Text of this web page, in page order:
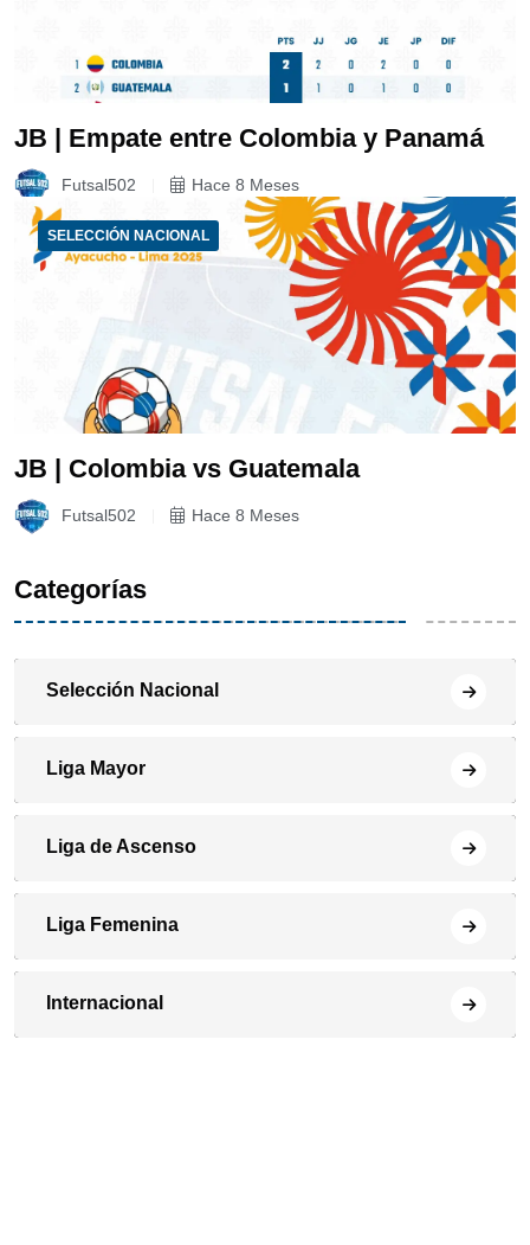
JB | Empate entre Colombia y Panamá
Futsal502 Hace 8 Meses
SELECCIÓN NACIONAL
JB | Colombia vs Guatemala
Futsal502 Hace 8 Meses
Categorías
Selección Nacional
Liga Mayor
Liga de Ascenso
Liga Femenina
Internacional